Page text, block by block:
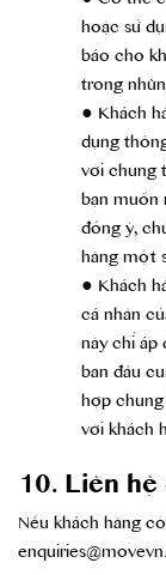
hoặc sử
báo cho
trong
● Khách
dụng
với chúng
bạn muốn
đồng ý,
hàng một
● Khách
cá nhân
này chỉ
ban đầu
hợp
với khách
10. Liên
Nếu khách hàng